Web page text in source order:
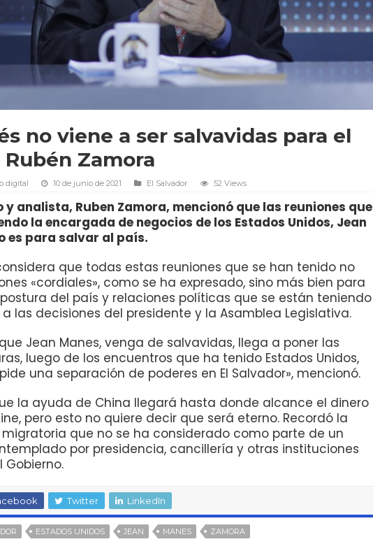
no viene a ser salvavidas para el
Rubén Zamora
digital 10 de junio de 2021 El Salvador 52 Views
y analista, Ruben Zamora, mencionó que las reuniones que
la encargada de negocios de los Estados Unidos, Jean
es para salvar al país.
que todas estas reuniones que se han tenido no
«cordiales», como se ha expresado, sino más bien para
del país y relaciones políticas que se están teniendo
las decisiones del presidente y la Asamblea Legislativa.
Jean Manes, venga de salvavidas, llega a poner las
luego de los encuentros que ha tenido Estados Unidos,
una separación de poderes en El Salvador», mencionó.
la ayuda de China llegará hasta donde alcance el dinero
pero esto no quiere decir que será eterno. Recordó la
que no se ha considerado como parte de un
por presidencia, cancillería y otras instituciones
Gobierno.
Twitter LinkedIn
ESTADOS UNIDOS JEAN MANES ZAMORA